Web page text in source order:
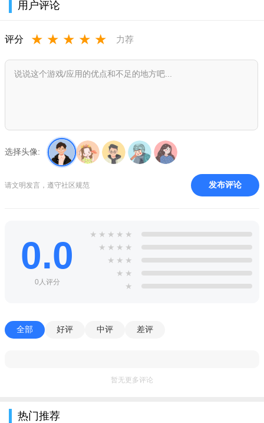
用户评论
评分 ★ ★ ★ ★ ★ 力荐
选择头像:
请文明发言，遵守社区规范 发布评论
0.0
0人评分
★ ★ ★ ★ ★
★ ★ ★ ★
★ ★ ★
★ ★
★
全部 好评 中评 差评
暂无更多评论
热门推荐